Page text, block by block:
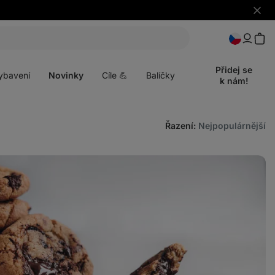
Skrýt
Novinky Cíle 💪 Balíčky
Přidej se
k nám!
Řazení: Nejpopulárnější